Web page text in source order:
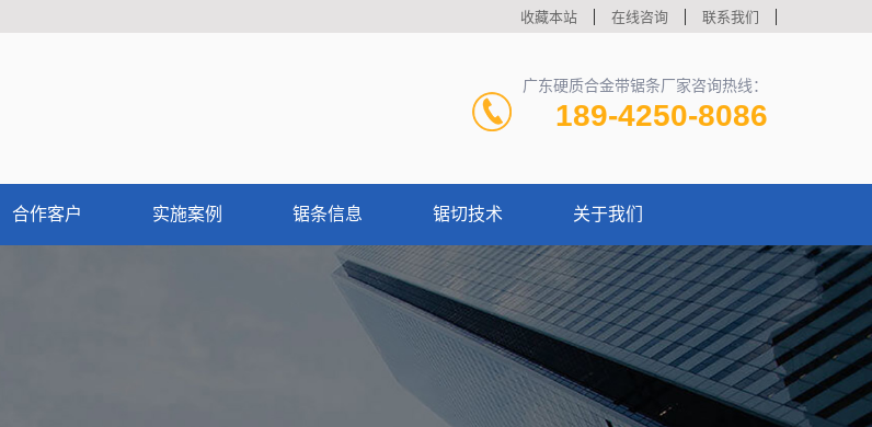
收藏本站 在线咨询 联系我们
广东硬质合金带锯条厂家咨询热线：
189-4250-8086
合作客户 实施案例 锯条信息 锯切技术 关于我们